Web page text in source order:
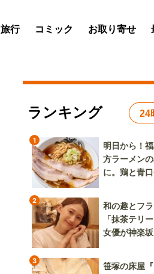
旅行 コミック お取り寄せ
ランキング 24
1
明日から！
方ラーメン
に。鶏と青
2
和の趣とフ
「抹茶テリ
女優が神楽
3
笹塚の床屋